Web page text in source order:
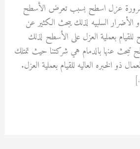
اسطح بسبب تعرض الأسطح
لذلك يبحث الكثير عن
العزل على الأسطح لذلك
بالدمام هي شركتنا حيث تمتلك
العاليه للقيام بعملية العزل.